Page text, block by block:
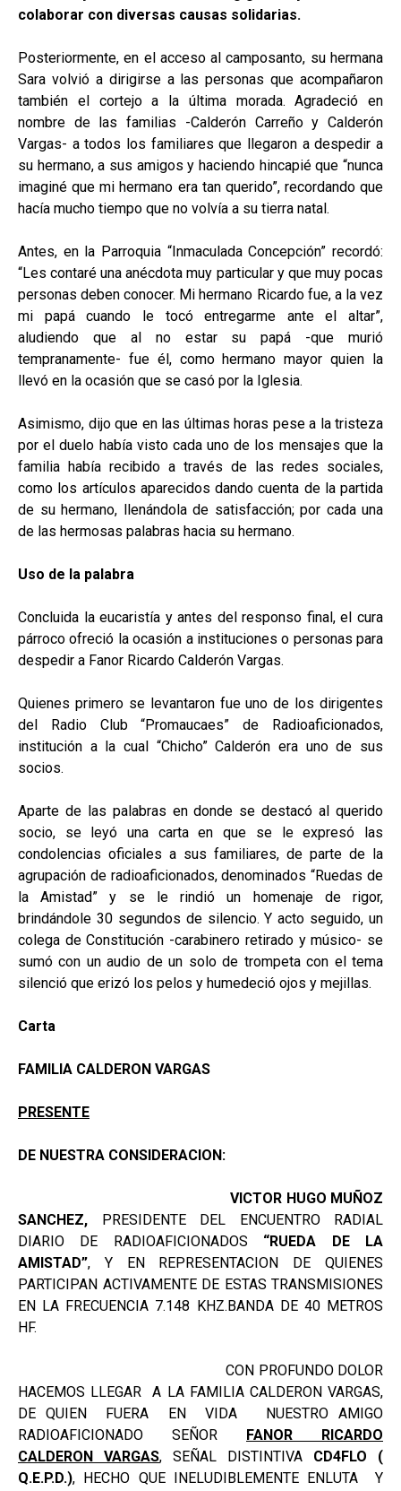
colaborar con diversas causas solidarias.
Posteriormente, en el acceso al camposanto, su hermana
Sara volvió a dirigirse a las personas que acompañaron
también el cortejo a la última morada. Agradeció en
nombre de las familias -Calderón Carreño y Calderón
Vargas- a todos los familiares que llegaron a despedir a
su hermano, a sus amigos y haciendo hincapié que “nunca
imaginé que mi hermano era tan querido”, recordando que
hacía mucho tiempo que no volvía a su tierra natal.
Antes, en la Parroquia “Inmaculada Concepción” recordó:
“Les contaré una anécdota muy particular y que muy pocas
personas deben conocer. Mi hermano Ricardo fue, a la vez
mi papá cuando le tocó entregarme ante el altar”,
aludiendo que al no estar su papá -que murió
tempranamente- fue él, como hermano mayor quien la
llevó en la ocasión que se casó por la Iglesia.
Asimismo, dijo que en las últimas horas pese a la tristeza
por el duelo había visto cada uno de los mensajes que la
familia había recibido a través de las redes sociales,
como los artículos aparecidos dando cuenta de la partida
de su hermano, llenándola de satisfacción; por cada una
de las hermosas palabras hacia su hermano.
Uso de la palabra
Concluida la eucaristía y antes del responso final, el cura
párroco ofreció la ocasión a instituciones o personas para
despedir a Fanor Ricardo Calderón Vargas.
Quienes primero se levantaron fue uno de los dirigentes
del Radio Club “Promaucaes” de Radioaficionados,
institución a la cual “Chicho” Calderón era uno de sus
socios.
Aparte de las palabras en donde se destacó al querido
socio, se leyó una carta en que se le expresó las
condolencias oficiales a sus familiares, de parte de la
agrupación de radioaficionados, denominados “Ruedas de
la Amistad” y se le rindió un homenaje de rigor,
brindándole 30 segundos de silencio. Y acto seguido, un
colega de Constitución -carabinero retirado y músico- se
sumó con un audio de un solo de trompeta con el tema
silenció que erizó los pelos y humedeció ojos y mejillas.
Carta
FAMILIA CALDERON VARGAS
PRESENTE
DE NUESTRA CONSIDERACION:
VICTOR HUGO MUÑOZ
SANCHEZ, PRESIDENTE DEL ENCUENTRO RADIAL
DIARIO DE RADIOAFICIONADOS “RUEDA DE LA
AMISTAD”, Y EN REPRESENTACION DE QUIENES
PARTICIPAN ACTIVAMENTE DE ESTAS TRANSMISIONES
EN LA FRECUENCIA 7.148 KHZ.BANDA DE 40 METROS
HF.
CON PROFUNDO DOLOR
HACEMOS LLEGAR A LA FAMILIA CALDERON VARGAS,
DE QUIEN FUERA EN VIDA NUESTRO AMIGO
RADIOAFICIONADO SEÑOR FANOR RICARDO
CALDERON VARGAS, SEÑAL DISTINTIVA CD4FLO
(
Q.E.P.D.), HECHO QUE INELUDIBLEMENTE ENLUTA Y